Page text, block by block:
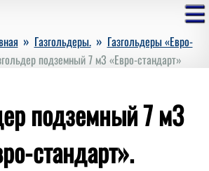
» Газгольдеры. » Газгольдеры «Евро-
подземный 7 м3 «Евро-стандарт»
подземный 7 м3
стандарт».